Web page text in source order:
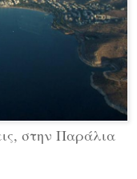
στην Παράλια